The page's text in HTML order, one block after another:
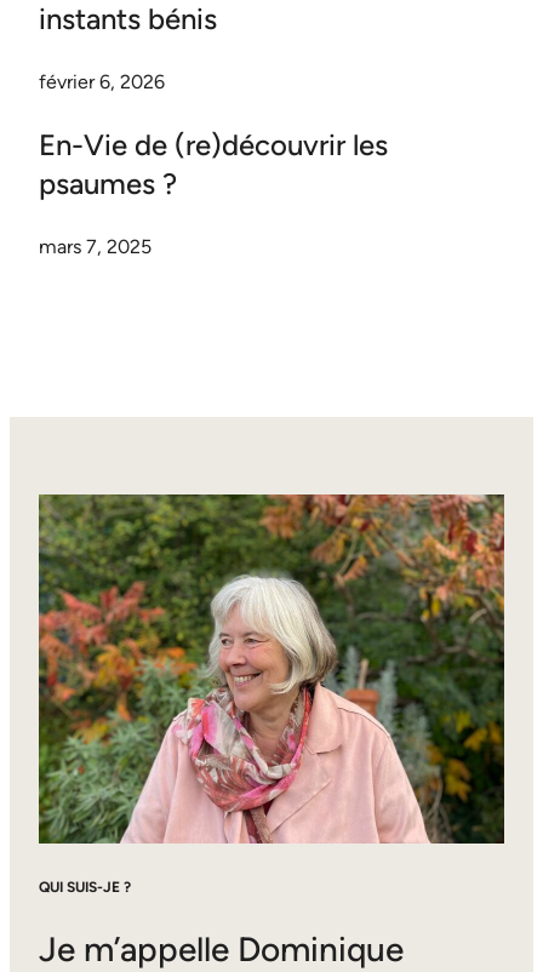
instants bénis
février 6, 2026
En-Vie de (re)découvrir les
psaumes ?
mars 7, 2025
QUI SUIS-JE ?
Je m’appelle Dominique